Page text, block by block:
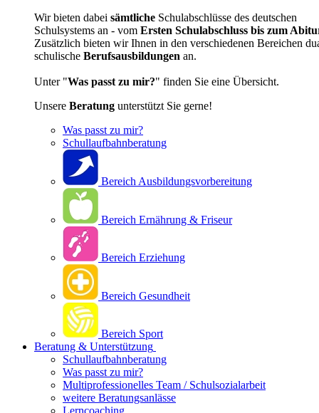
Wir bieten dabei sämtliche Schulabschlüsse des deutschen
Schulsystems an - vom Ersten Schulabschluss bis zum
Zusätzlich bieten wir Ihnen in den verschiedenen Bereichen
schulische Berufsausbildungen an.
Unter "Was passt zu mir?" finden Sie eine Übersicht.
Unsere Beratung unterstützt Sie gerne!
Was passt zu mir?
Schullaufbahnberatung
Bereich Ausbildungsvorbereitung
Bereich Ernährung & Friseur
Bereich Erziehung
Bereich Gesundheit
Bereich Sport
Beratung & Unterstützung
Schullaufbahnberatung
Was passt zu mir?
Multipro­fessionelles Team / Schulsozialarbeit
weitere Beratungsanlässe
Lerncoaching